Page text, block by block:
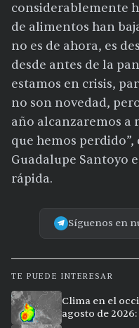
considerablemente
de alimentos han
no es de ahora, es
desde antes de la
estamos en crisis,
no son novedad,
año alcanzaremos a
que hemos
Guadalupe Santoyo
rápida.
Síguenos en
TE PUEDE INTERESAR
Clima en el
agosto de